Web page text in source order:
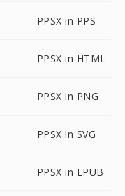
PPSX in PPS
PPSX in HTML
PPSX in PNG
PPSX in SVG
PPSX in EPUB